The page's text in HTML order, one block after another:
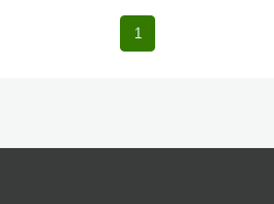
1